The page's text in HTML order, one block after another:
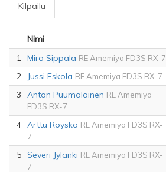
Kilpailu
Nimi
1 Miro Sippala RE Amemiya FD3S RX-7
2
Jussi Eskola RE Amemiya FD3S RX-7
3
Anton Puumalainen RE Amemiya
FD3S RX-7
4 Arttu Röyskö RE Amemiya FD3S RX-
7
5 Severi Jylänki RE Amemiya FD3S RX-
7